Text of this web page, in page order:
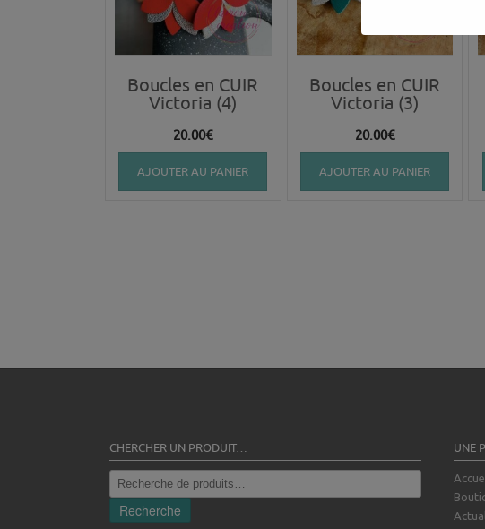
Boucles en CUIR
Victoria (4)
20.00€
AJOUTER AU PANIER
Boucles en CUIR
Victoria (3)
20.00€
AJOUTER AU PANIER
CHERCHER UN PRODUIT…
Recherche
pour :
Recherche
UNE